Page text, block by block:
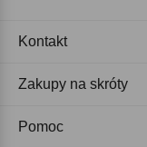
Kontakt
Zakupy na skróty
Pomoc